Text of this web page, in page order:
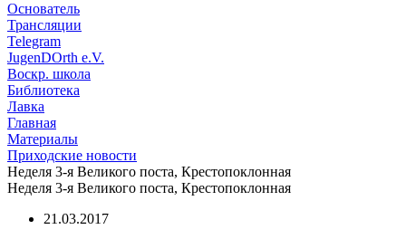
Основатель
Трансляции
Telegram
JugenDOrth e.V.
Воскр. школа
Библиотека
Лавка
Главная
Материалы
Приходские новости
Неделя 3-я Великого поста, Крестопоклонная
Неделя 3-я Великого поста, Крестопоклонная
21.03.2017